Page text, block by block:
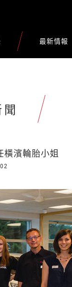
最新情報
橫濱輪胎小姐